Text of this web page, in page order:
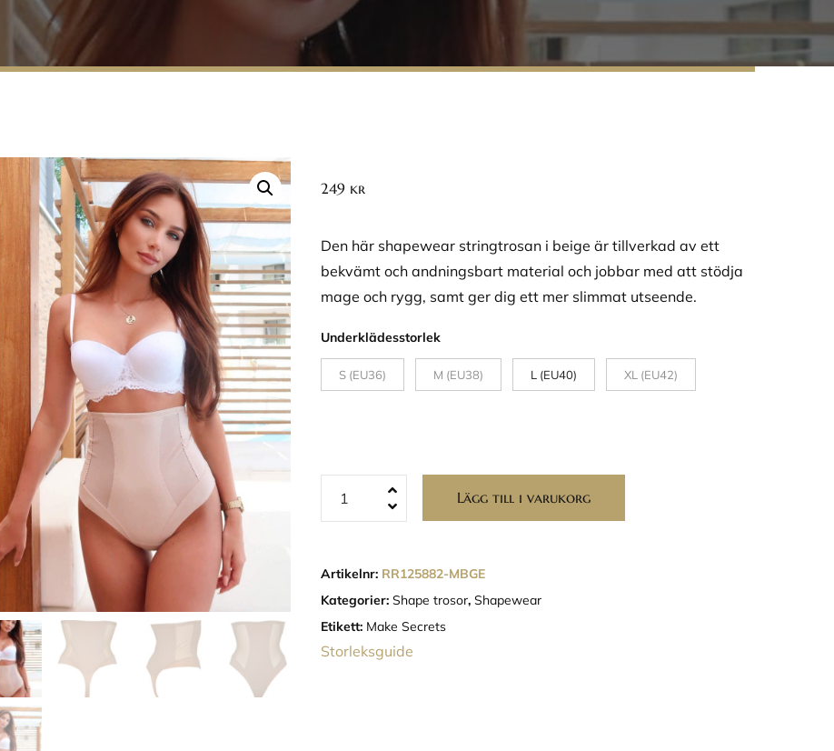
249 kr
Den här shapewear stringtrosan i beige är tillverkad av ett
bekvämt och andningsbart material och jobbar med att stödja
mage och rygg, samt ger dig ett mer slimmat utseende.
Underklädesstorlek
S (EU36) M (EU38) L (EU40) XL (EU42)
Lägg till i varukorg
Artikelnr: RR125882-MBGE
Kategorier: Shape trosor, Shapewear
Etikett: Make Secrets
Storleksguide